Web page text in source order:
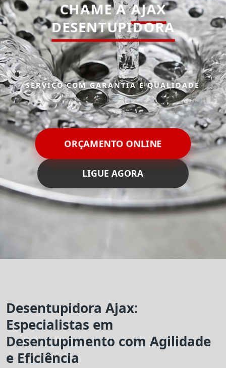
CHAME AAJAX
DESENTUPIDORA
SERVIÇO COM GARANTIA E QUALIDADE
ORÇAMENTO ONLINE
LIGUE AGORA
Desentupidora Ajax:
Especialistas em
Desentupimento com Agilidade
e Eficiência